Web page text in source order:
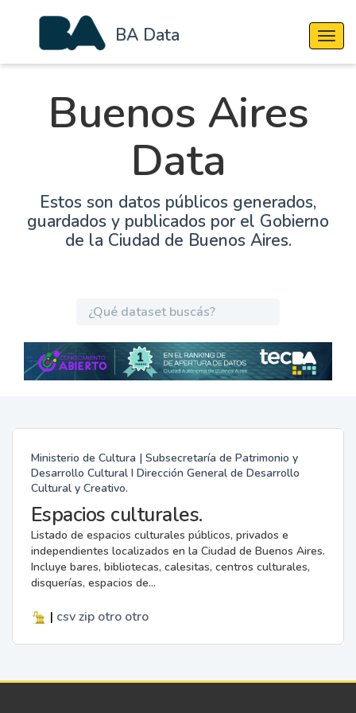
BA Data
Buenos Aires
Data
Estos son datos públicos generados,
guardados y publicados por el Gobierno
de la Ciudad de Buenos Aires.
Ministerio de Cultura | Subsecretaría de Patrimonio y
Desarrollo Cultural I Dirección General de Desarrollo
Cultural y Creativo.
Espacios culturales.
Listado de espacios culturales públicos, privados e
independientes localizados en la Ciudad de Buenos Aires.
Incluye bares, bibliotecas, calesitas, centros culturales,
disquerías, espacios de...
| csv zip otro otro